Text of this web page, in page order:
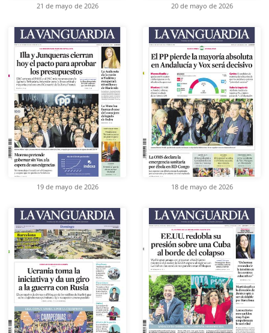
21 de mayo de 2026 20 de mayo de 2026
19 de mayo de 2026 18 de mayo de 2026